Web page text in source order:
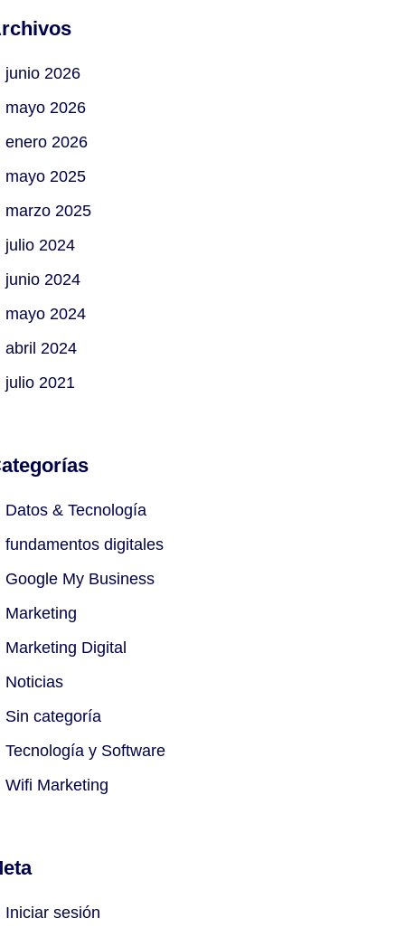
junio 2026
mayo 2026
enero 2026
mayo 2025
marzo 2025
julio 2024
junio 2024
mayo 2024
abril 2024
julio 2021
Datos & Tecnología
fundamentos digitales
Google My Business
Marketing
Marketing Digital
Noticias
Sin categoría
Tecnología y Software
Wifi Marketing
Iniciar sesión